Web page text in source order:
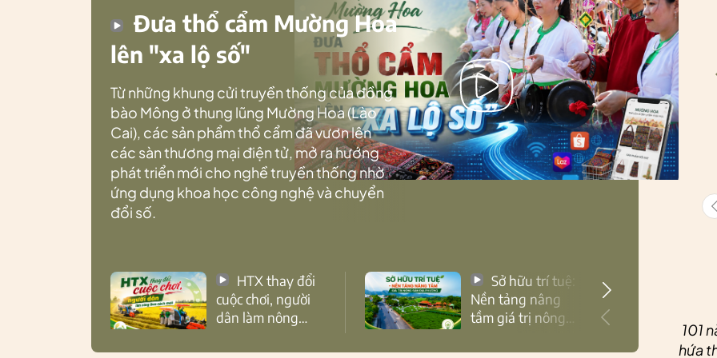
Đưa thổ cẩm Mường Hoa
lên "xa lộ số"
Từ những khung cửi truyền thống của đồng
bào Mông ở thung lũng Mường Hoa (Lào
Cai), các sản phẩm thổ cẩm đã vươn lên
các sàn thương mại điện tử, mở ra hướng
phát triển mới cho nghề truyền thống nhờ
ứng dụng khoa học công nghệ và chuyển
đổi số.
cuộc chơi, người
dân làm nông
Nền tảng nâng
tầm giá trị nông
101
hứa